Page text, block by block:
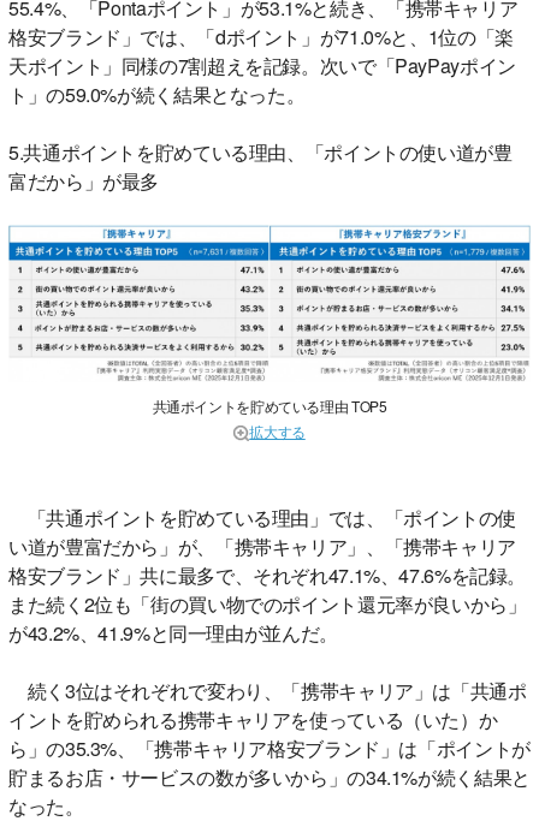
55.4%、「Pontaポイント」が53.1%と続き、「携帯キャリア
格安ブランド」では、「dポイント」が71.0%と、1位の「楽
天ポイント」同様の7割超えを記録。次いで「PayPayポイン
ト」の59.0%が続く結果となった。
5.共通ポイントを貯めている理由、「ポイントの使い道が豊
富だから」が最多
共通ポイントを貯めている理由 TOP5
拡大する
「共通ポイントを貯めている理由」では、「ポイントの使
い道が豊富だから」が、「携帯キャリア」、「携帯キャリア
格安ブランド」共に最多で、それぞれ47.1%、47.6%を記録。
また続く2位も「街の買い物でのポイント還元率が良いから」
が43.2%、41.9%と同一理由が並んだ。
続く3位はそれぞれで変わり、「携帯キャリア」は「共通ポ
イントを貯められる携帯キャリアを使っている（いた）か
ら」の35.3%、「携帯キャリア格安ブランド」は「ポイントが
貯まるお店・サービスの数が多いから」の34.1%が続く結果と
なった。